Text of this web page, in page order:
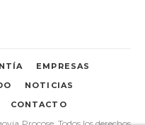
EMPRESAS
NOTICIAS
CONTACTO